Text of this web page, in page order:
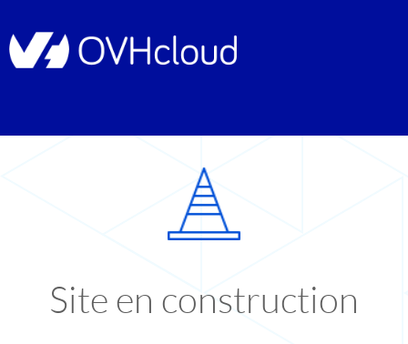
Site en construction